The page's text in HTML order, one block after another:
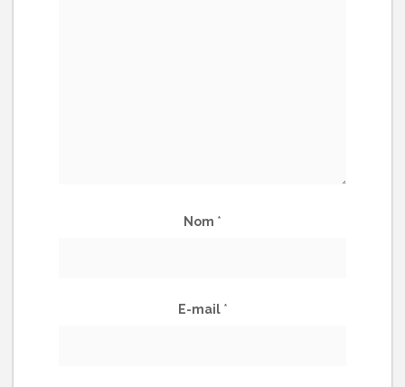
Nom *
E-mail *